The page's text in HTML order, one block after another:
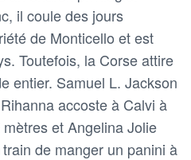
il coule des jours
de Monticello et est
Toutefois, la Corse attire
entier. Samuel L. Jackson
accoste à Calvi à
et Angelina Jolie
de manger un panini à